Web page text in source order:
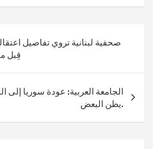
sA
n
صحفية لبنانية تروي تفاصيل
قِبل
الجامعة العربية: عودة سوريا إلى
يظن البعض.